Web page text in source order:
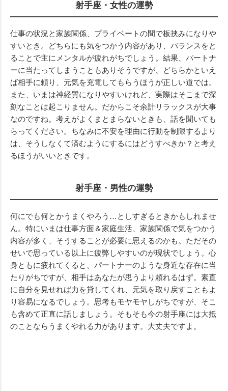
射手座・女性の運勢
仕事の状況と家族関係、プライベートの間で板挟みになりや
すいとき。どちらにも気をつかう内容があり、バランスをと
ることで主にメンタルが疲れがちでしょう。結果、パートナ
ーに当たってしまうこともありそうですが、どちらかといえ
ば相手に頼り、元気を充電してもらうほうが正しい道では。
また、いまは神経質になりやすいけれど、実際はそこまで深
刻なことは起こりません。だからこそ余計リラックスが大事
なのですね。考えがよくまとまらないときも、話を聞いても
らってください。ちなみに不安を理由に行動を制限するより
は、そうしなくて済むようにするにはどうすべきか？と考え
るほうがいいときです。
射手座・男性の運勢
何にでも何とかうまくやろう…としすぎるときかもしれませ
ん。特にいまは仕事方面＆家庭生活、家族関係で気をつかう
内容が多く、そうすることが必要に思えるのかも。ただその
せいで思っている以上に疲弊しやすいのが現状でしょう。心
身ともに疲れてくると、パートナーのような身近な存在に当
たりがちですが、相手はあなたが思うより頼れるはず。素直
に自分を見せれば力を貸してくれ、元気を取り戻すこともよ
り容易になるでしょう。思考もモヤモヤしがちですが、そこ
も含めて正直に話しましょう。そもそも今の射手座には大抵
のことならうまくやれる力があります。大丈夫ですよ。